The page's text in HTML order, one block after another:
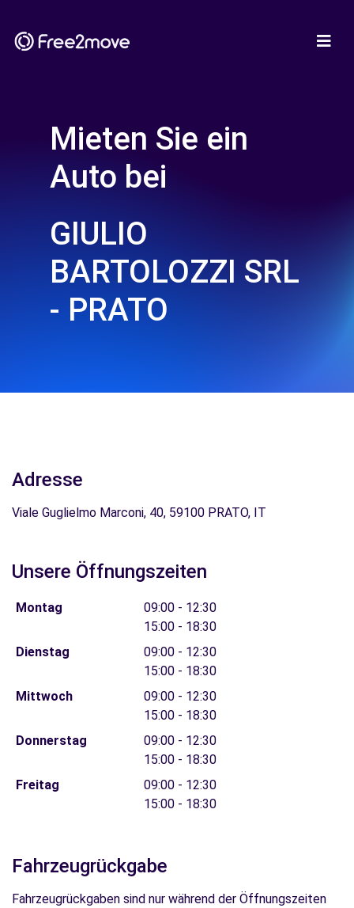
Mieten Sie ein
Auto bei
GIULIO
BARTOLOZZI SRL
- PRATO
Adresse
Viale Guglielmo Marconi, 40, 59100 PRATO, IT
Unsere Öffnungszeiten
Montag
09:00 - 12:30
15:00 - 18:30
Dienstag
09:00 - 12:30
15:00 - 18:30
Mittwoch
09:00 - 12:30
15:00 - 18:30
Donnerstag
09:00 - 12:30
15:00 - 18:30
Freitag
09:00 - 12:30
15:00 - 18:30
Fahrzeugrückgabe
Fahrzeugrückgaben sind nur während der Öffnungszeiten